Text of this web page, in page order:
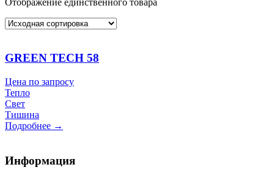
GREEN TECH 58
Цена по запросу
Тепло
Свет
Тишина
Подробнее →
Информация